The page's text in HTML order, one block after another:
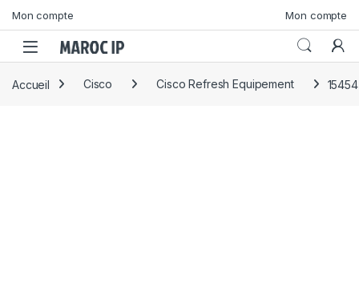
Mon compte Mon compte
Accueil Cisco Cisco Refresh Equipement